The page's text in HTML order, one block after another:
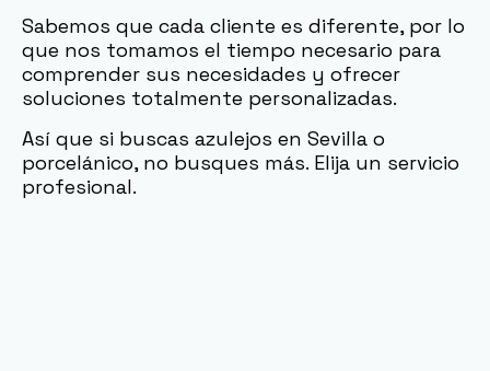
Sabemos que cada cliente es diferente, por lo
que nos tomamos el tiempo necesario para
comprender sus necesidades y ofrecer
soluciones totalmente personalizadas.
Así que si buscas azulejos en Sevilla o
porcelánico, no busques más. Elija un servicio
profesional.